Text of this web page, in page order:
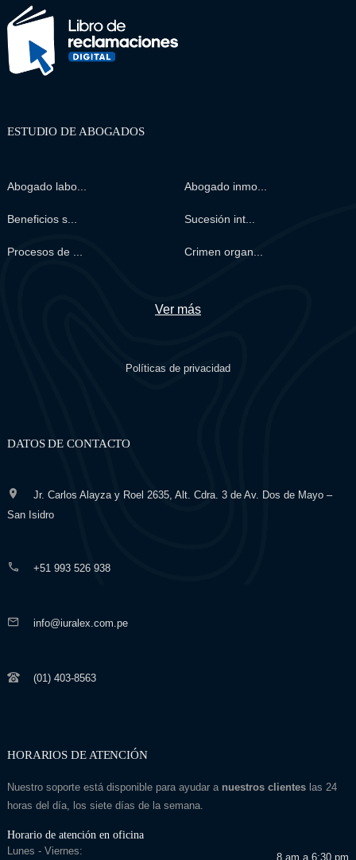
ESTUDIO DE ABOGADOS
Abogado labo... Abogado inmo...
Beneficios s... Sucesión int...
Procesos de ... Crimen organ...
Ver más
Políticas de privacidad
DATOS DE CONTACTO
Jr. Carlos Alayza y Roel 2635, Alt. Cdra. 3 de Av. Dos de Mayo –
San Isidro
+51 993 526 938
info@iuralex.com.pe
(01) 403-8563
HORARIOS DE ATENCIÓN
Nuestro soporte está disponible para ayudar a nuestros clienteslas 24
horas del día, los siete días de la semana.
Horario de atención en oficina
Lunes - Viernes:
8 am a 6:30 pm